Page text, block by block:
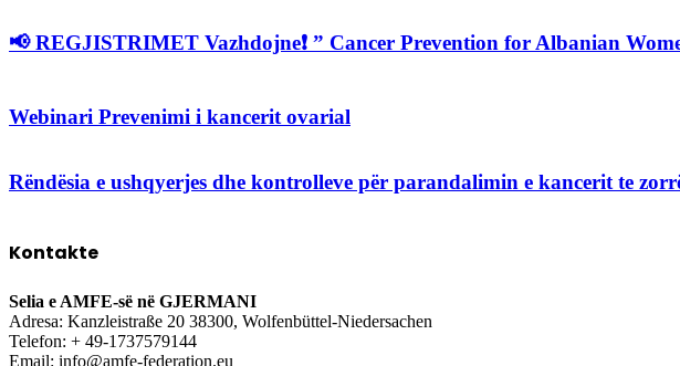
📢 REGJISTRIMET Vazhdojne❗️ ” Cancer Prevention for Albanian
Webinari Prevenimi i kancerit ovarial
Rëndësia e ushqyerjes dhe kontrolleve për parandalimin e kancerit te
Kontakte
Selia e AMFE-së në GJERMANI
Adresa: Kanzleistraße 20 38300, Wolfenbüttel-Niedersachen
Telefon: + 49-1737579144
Email: info@amfe-federation.eu